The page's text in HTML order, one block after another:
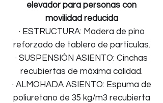
elevador para personas con
movilidad reducida
· ESTRUCTURA: Madera de pino
reforzado de tablero de partículas.
· SUSPENSIÓN ASIENTO: Cinchas
recubiertas de máxima calidad.
· ALMOHADA ASIENTO: Espuma de
poliuretano de 35 kg/m3 recubierta